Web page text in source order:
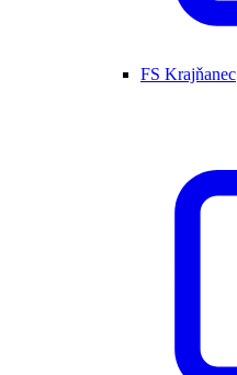
FS Krajňanec